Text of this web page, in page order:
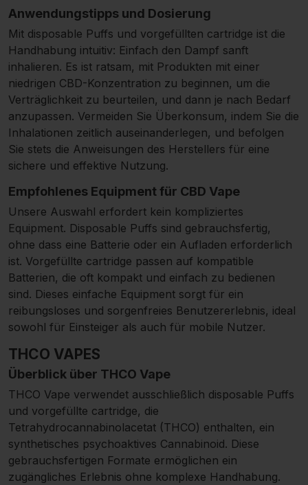
Anwendungstipps und Dosierung
Mit disposable Puffs und vorgefüllten cartridge ist die
Handhabung intuitiv: Einfach den Dampf sanft
inhalieren. Es ist ratsam, mit Produkten mit einer
niedrigen CBD-Konzentration zu beginnen, um die
Verträglichkeit zu beurteilen, und dann je nach Bedarf
anzupassen. Vermeiden Sie Überkonsum, indem Sie die
Inhalationen zeitlich auseinanderlegen, und befolgen
Sie stets die Anweisungen des Herstellers für eine
sichere und effektive Nutzung.
Empfohlenes Equipment für CBD Vape
Unsere Auswahl erfordert kein kompliziertes
Equipment. Disposable Puffs sind gebrauchsfertig,
ohne dass eine Batterie oder ein Aufladen erforderlich
ist. Vorgefüllte cartridge passen auf kompatible
Batterien, die oft kompakt und einfach zu bedienen
sind. Dieses einfache Equipment sorgt für ein
reibungsloses und sorgenfreies Benutzererlebnis, ideal
sowohl für Einsteiger als auch für mobile Nutzer.
THCO VAPES
Überblick über THCO Vape
THCO Vape verwendet ausschließlich disposable Puffs
und vorgefüllte cartridge, die
Tetrahydrocannabinolacetat (THCO) enthalten, ein
synthetisches psychoaktives Cannabinoid. Diese
gebrauchsfertigen Formate ermöglichen ein
zugängliches Erlebnis ohne komplexe Handhabung.